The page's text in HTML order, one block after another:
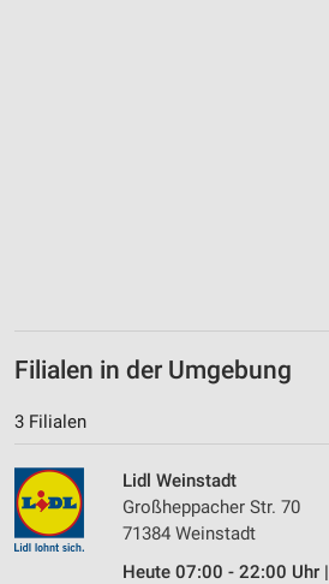
Filialen in der Umgebung
3 Filialen
Lidl Weinstadt
Großheppacher Str. 70
71384 Weinstadt
Heute 07:00 - 22:00 Uhr |
Werbung